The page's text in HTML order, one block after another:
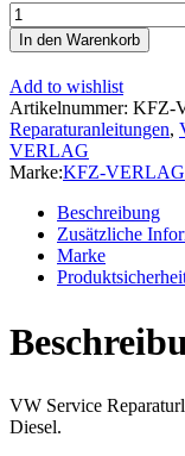
VW
Transporter
T3
1979-
1992
1,6l
1,7l
Dieselmotor
50-
Reparaturanleitung
Menge
In den Warenkorb
Add to wishlist
Artikelnummer: KFZ-
Reparaturanleitungen,
VERLAG
Marke:KFZ-VERLAG
Beschreibung
Zusätzliche
Marke
VW Service
Diesel.